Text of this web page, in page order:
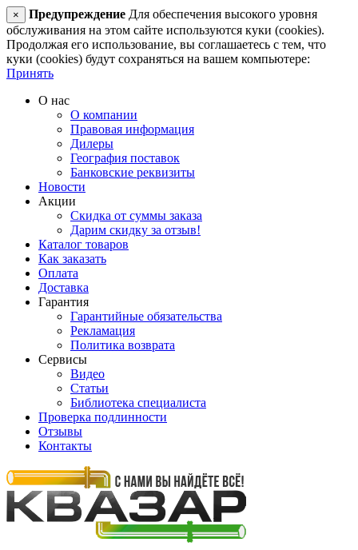
× Предупреждение Для обеспечения высокого уровня
обслуживания на этом сайте используются куки (cookies).
Продолжая его использование, вы соглашаетесь с тем, что
куки (cookies) будут сохраняться на вашем компьютере:
Принять
О нас
О компании
Правовая информация
Дилеры
География поставок
Банковские реквизиты
Новости
Акции
Скидка от суммы заказа
Дарим скидку за отзыв!
Каталог товаров
Как заказать
Оплата
Доставка
Гарантия
Гарантийные обязательства
Рекламация
Политика возврата
Сервисы
Видео
Статьи
Библиотека специалиста
Проверка подлинности
Отзывы
Контакты